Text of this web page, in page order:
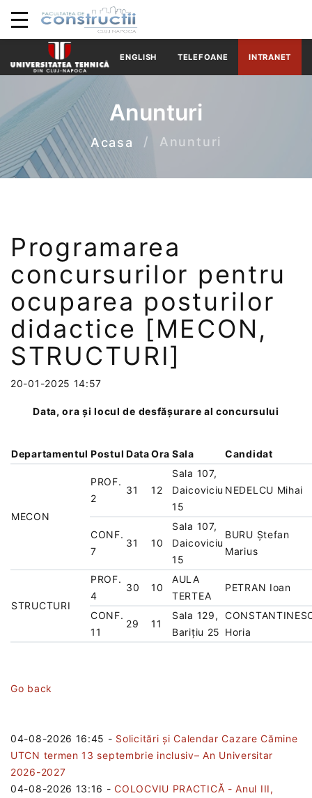
ENGLISH TELEFOANE INTRANET
Anunturi
Acasa Anunturi
Programarea
concursurilor pentru
ocuparea posturilor
didactice [MECON,
STRUCTURI]
20-01-2025 14:57
Data, ora și locul de desfășurare al concursului
Departamentul Postul DataOra Sala Candidat
MECON
PROF.
2
31 12
Sala 107,
Daicoviciu
15
NEDELCU Mihai
CONF.
7
31 10
Sala 107,
Daicoviciu
15
BURU Ștefan
Marius
STRUCTURI
PROF.
4
30 10
AULA
TERTEA
PETRAN Ioan
CONF.
11
29 11
Sala 129,
Barițiu 25 Horia
Go back
04-08-2026 16:45 - Solicitări și Calendar Cazare Cămine
UTCN termen 13 septembrie inclusiv– An Universitar
2026-2027
04-08-2026 13:16 -COLOCVIU PRACTICĂ - Anul III,